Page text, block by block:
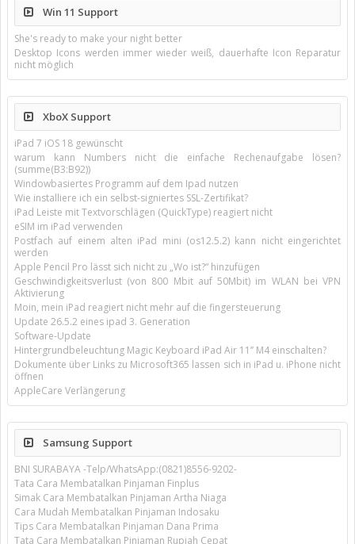
Win 11 Support
She's ready to make your night better
Desktop Icons werden immer wieder weiß, dauerhafte Icon Reparatur
nicht möglich
XboX Support
iPad 7 iOS 18 gewünscht
warum kann Numbers nicht die einfache Rechenaufgabe lösen?
(summe(B3:B92))
Windowbasiertes Programm auf dem Ipad nutzen
Wie installiere ich ein selbst-signiertes SSL-Zertifikat?
iPad Leiste mit Textvorschlägen (QuickType) reagiert nicht
eSIM im iPad verwenden
Postfach auf einem alten iPad mini (os12.5.2) kann nicht eingerichtet
werden
Apple Pencil Pro lässt sich nicht zu „Wo ist?“ hinzufügen
Geschwindigkeitsverlust (von 800 Mbit auf 50Mbit) im WLAN bei VPN
Aktivierung
Moin, mein iPad reagiert nicht mehr auf die fingersteuerung
Update 26.5.2 eines ipad 3. Generation
Software-Update
Hintergrundbeleuchtung Magic Keyboard iPad Air 11’’ M4 einschalten?
Dokumente über Links zu Microsoft365 lassen sich in iPad u. iPhone nicht
öffnen
AppleCare Verlängerung
Samsung Support
BNI SURABAYA -Telp/WhatsApp:(0821)8556-9202-
Tata Cara Membatalkan Pinjaman Finplus
Simak Cara Membatalkan Pinjaman Artha Niaga
Cara Mudah Membatalkan Pinjaman Indosaku
Tips Cara Membatalkan Pinjaman Dana Prima
Tata Cara Membatalkan Pinjaman Rupiah Cepat